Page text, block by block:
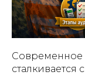
Современное
сталкивается